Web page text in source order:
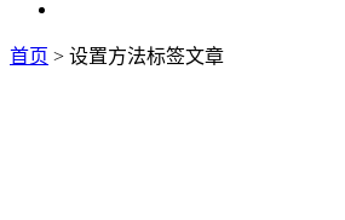
首页 > 设置方法标签文章